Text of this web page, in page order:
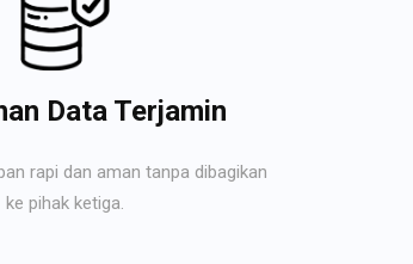
Data Terjamin
rapi dan aman tanpa dibagikan
ke pihak ketiga.